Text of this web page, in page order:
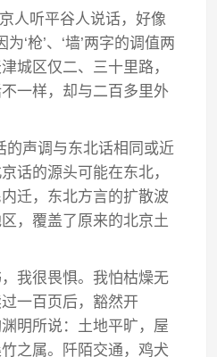
人听平谷人说话，好像
‘枪’、‘墙’两字的调值两
城区仅二、三十里路，
一样，却与二百多里外
的声调与东北话相同或近
话的源头可能在东北，
迁，东北方言的扩散波
，覆盖了原来的北京土
我很畏惧。我怕枯燥无
一百页后，豁然开
明所说：土地平旷，屋
之属。阡陌交通，鸡犬